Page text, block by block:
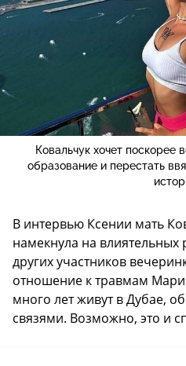
Ковальчук хочет поскорее
образование и перестать
В интервью Ксении мать
намекнула на влиятельных
других участников
отношение к травмам
много лет живут в Дубае,
связями. Возможно, это и